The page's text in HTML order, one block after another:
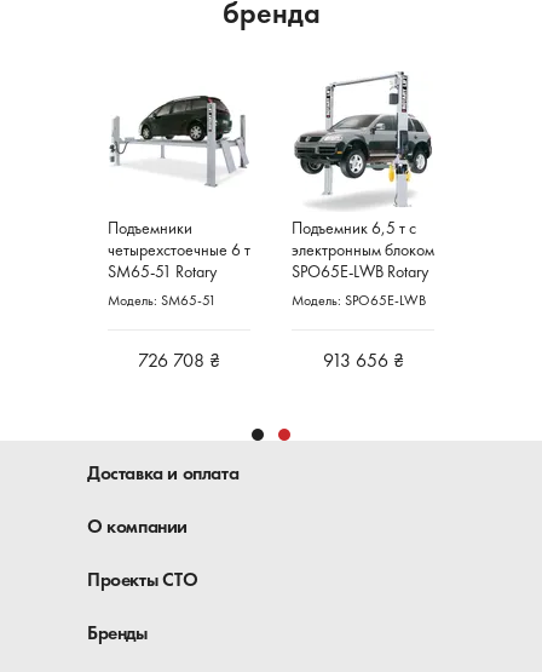
бренда
Подъемники
четырехстоечные 6 т
SM65-51 Rotary
Германия
Модель: SM65-51
726 708 ₴
Подъемник 6,5 т с
электронным блоком
SPO65E-LWB Rotary
Lift
Модель: SPO65E-LWB
913 656 ₴
Доставка и оплата
О компании
Проекты СТО
Бренды